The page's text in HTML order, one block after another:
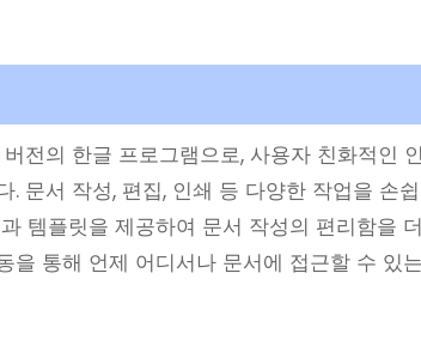
전의 한글 프로그램으로, 사용자 친화적인
. 문서 작성, 편집, 인쇄 등 다양한 작업을 손
템플릿을 제공하여 문서 작성의 편리함을
을 통해 언제 어디서나 문서에 접근할 수 있